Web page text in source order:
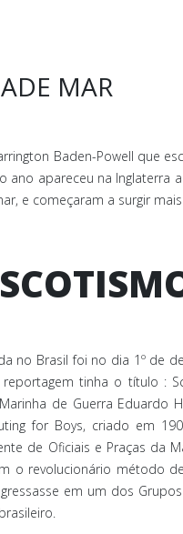
MAR
Baden-Powell que
ano apareceu na
e começaram a surgir
no Brasil foi no dia 1º de
tinha o título :
de Guerra Eduardo
for Boys, criado em
de Oficiais e Praças da
o revolucionário método
em um dos